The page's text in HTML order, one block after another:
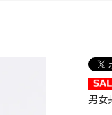
レーシングシャツ・タイ
消耗品・スペアパーツ
男女